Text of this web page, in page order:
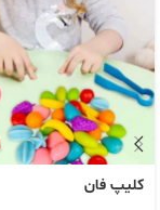
کلیپ فان